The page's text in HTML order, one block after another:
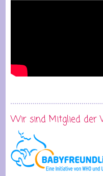
Wir sind Mitglied der